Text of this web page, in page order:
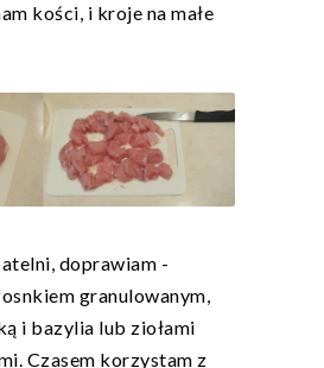
kości, i kroje na małe
doprawiam -
granulowanym,
i bazylia lub ziołami
Czasem korzystam z